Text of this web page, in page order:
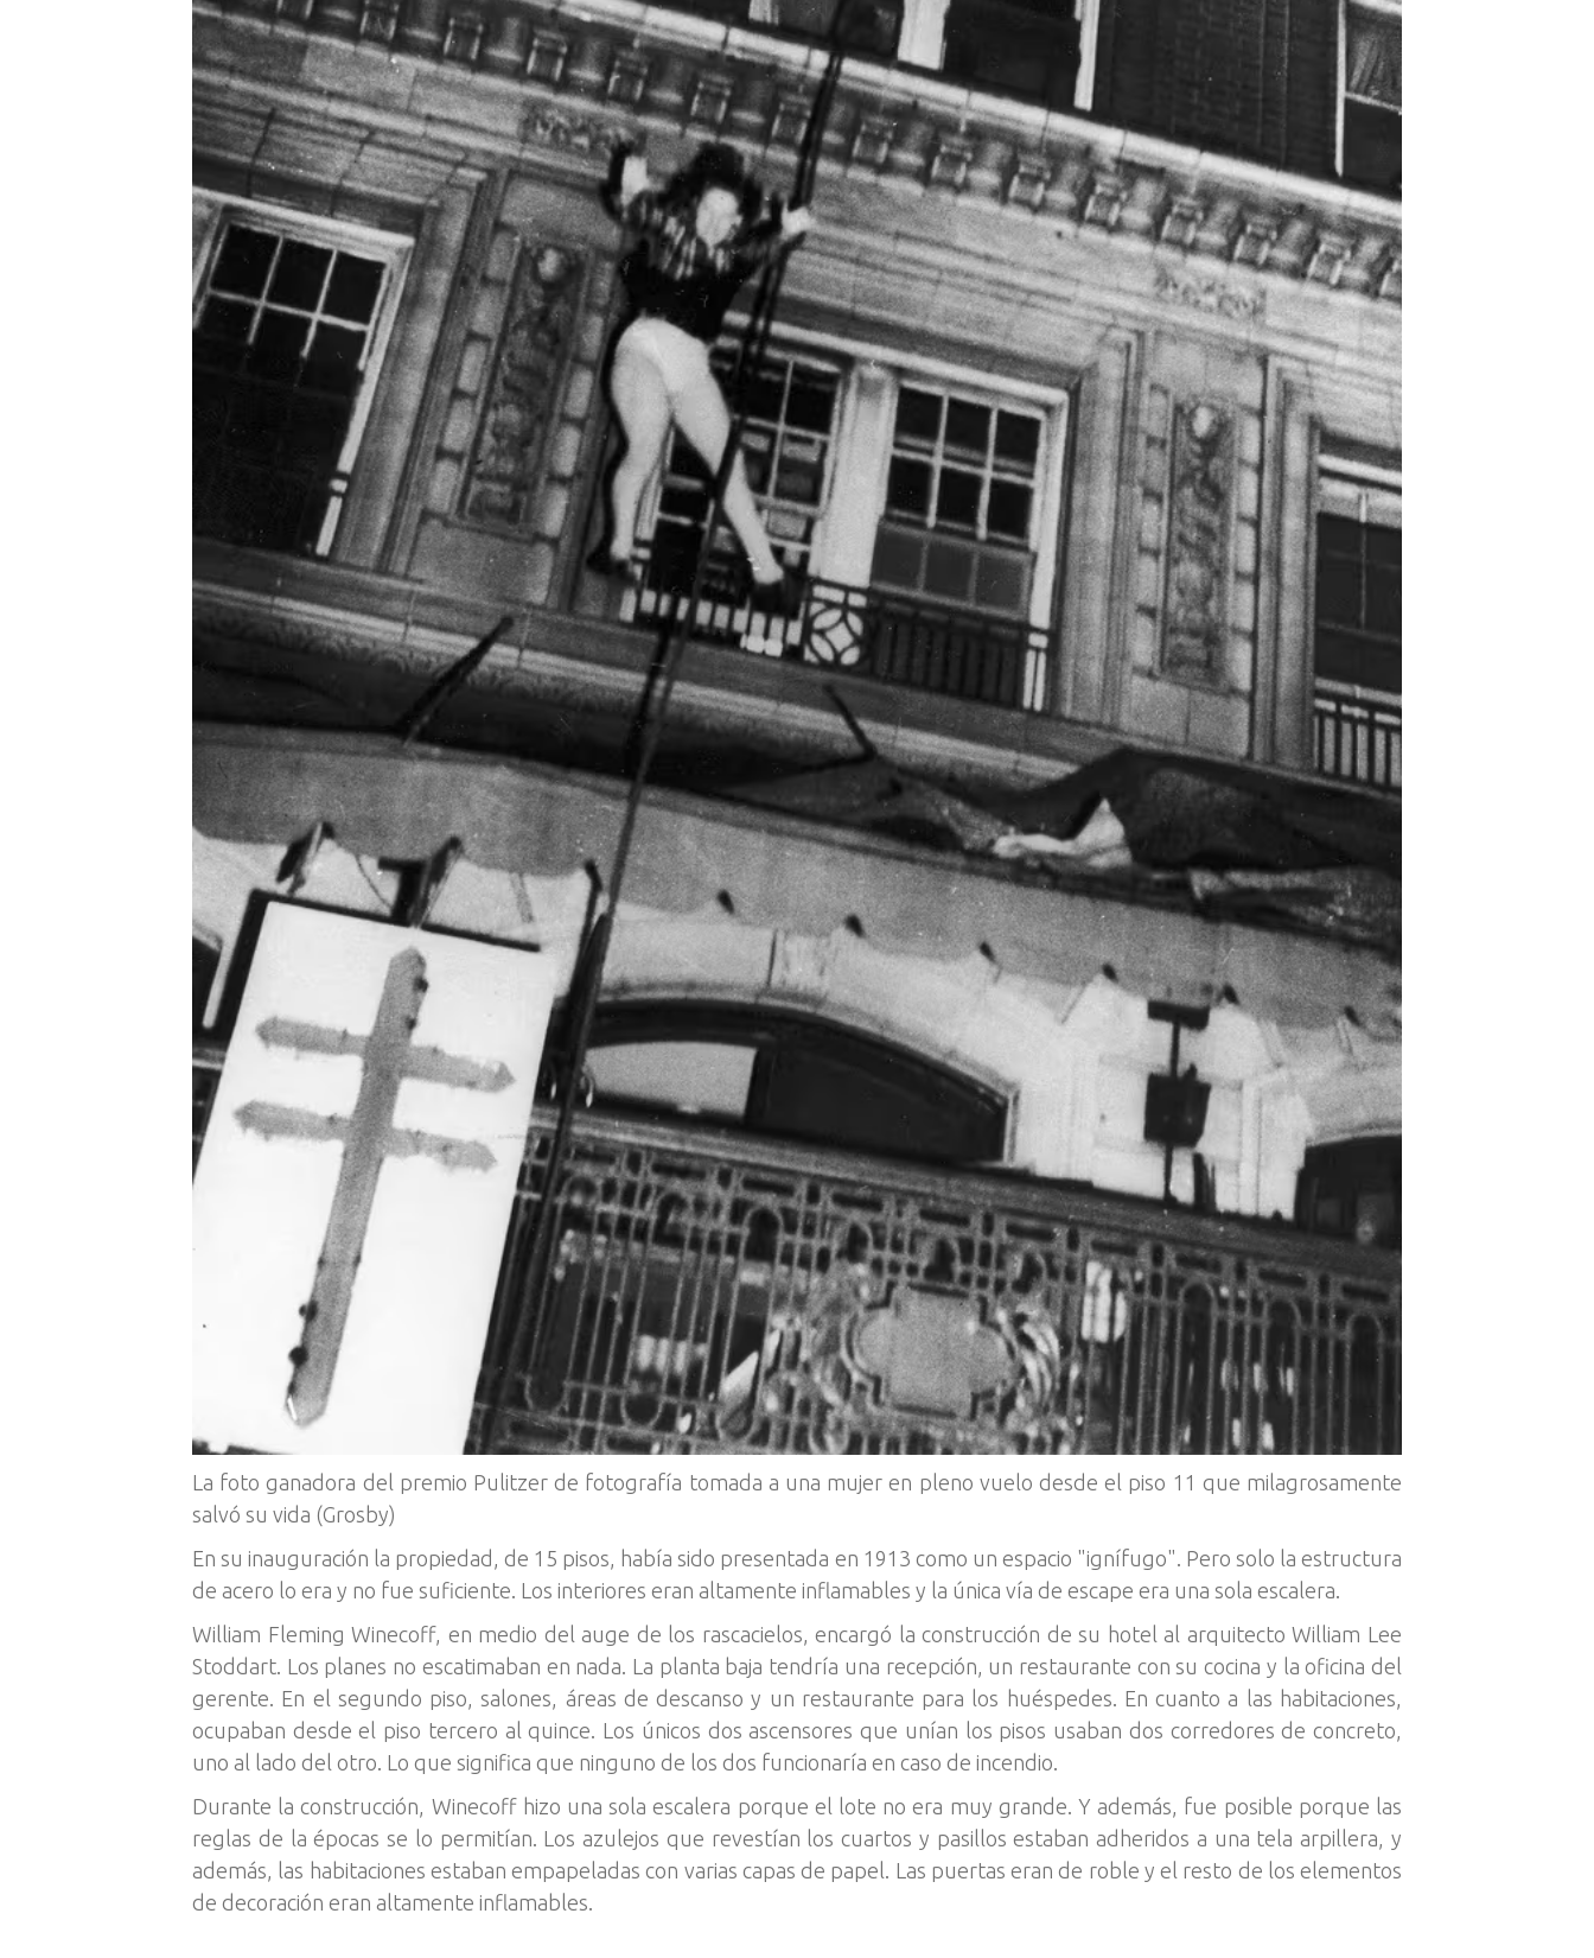
La foto ganadora del premio Pulitzer de fotografía tomada a una mujer en pleno vuelo desde el piso 11 que milagrosamente
salvó su vida (Grosby)
En su inauguración la propiedad, de 15 pisos, había sido presentada en 1913 como un espacio "ignífugo". Pero solo la estructura
de acero lo era y no fue suficiente. Los interiores eran altamente inflamables y la única vía de escape era una sola escalera.
William Fleming Winecoff, en medio del auge de los rascacielos, encargó la construcción de su hotel al arquitecto William Lee
Stoddart. Los planes no escatimaban en nada. La planta baja tendría una recepción, un restaurante con su cocina y la oficina del
gerente. En el segundo piso, salones, áreas de descanso y un restaurante para los huéspedes. En cuanto a las habitaciones,
ocupaban desde el piso tercero al quince. Los únicos dos ascensores que unían los pisos usaban dos corredores de concreto,
uno al lado del otro. Lo que significa que ninguno de los dos funcionaría en caso de incendio.
Durante la construcción, Winecoff hizo una sola escalera porque el lote no era muy grande. Y además, fue posible porque las
reglas de la épocas se lo permitían. Los azulejos que revestían los cuartos y pasillos estaban adheridos a una tela arpillera, y
además, las habitaciones estaban empapeladas con varias capas de papel. Las puertas eran de roble y el resto de los elementos
de decoración eran altamente inflamables.